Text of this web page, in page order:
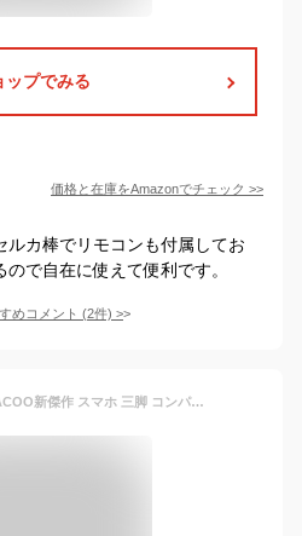
ップでみる
価格と在庫をAmazonでチェック >>
ルカ棒でリモコンも付属してお
で自在に使えて便利です。
めコメント (2件) >
自撮り棒 ライト付き MACOO新傑作 スマホ 三脚 コンパクト セルカ棒 iPhone Android対応 じどりぼう 無線リモコン 付き スマホスタンド カメラ gopro 三脚/一脚兼用 じどり棒 73cm＆6段階伸縮 折りたたみ 持ち運び便利 セルフィー/撮影録画/動画鑑賞/ライブ配信に最適